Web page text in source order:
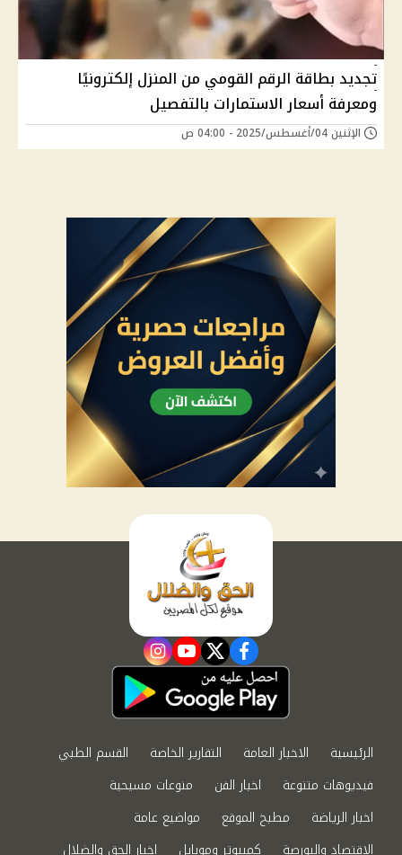
تجديد بطاقة الرقم القومي من المنزل إلكترونيًا
ومعرفة أسعار الاستمارات بالتفصيل
الإثنين 04/أغسطس/2025 - 04:00 ص
facebook
twitter
youtube
instagram
الرئيسية الاخبار العامة التقارير الخاصة
القسم الطبي
فيديوهات متنوعة
اخبار الفن
منوعات مسيحية
اخبار الرياضة
مطبخ الموقع
مواضيع عامة
الاقتصاد والبورصة
كمبيوتر وموبايل اخبار الحق والضلال